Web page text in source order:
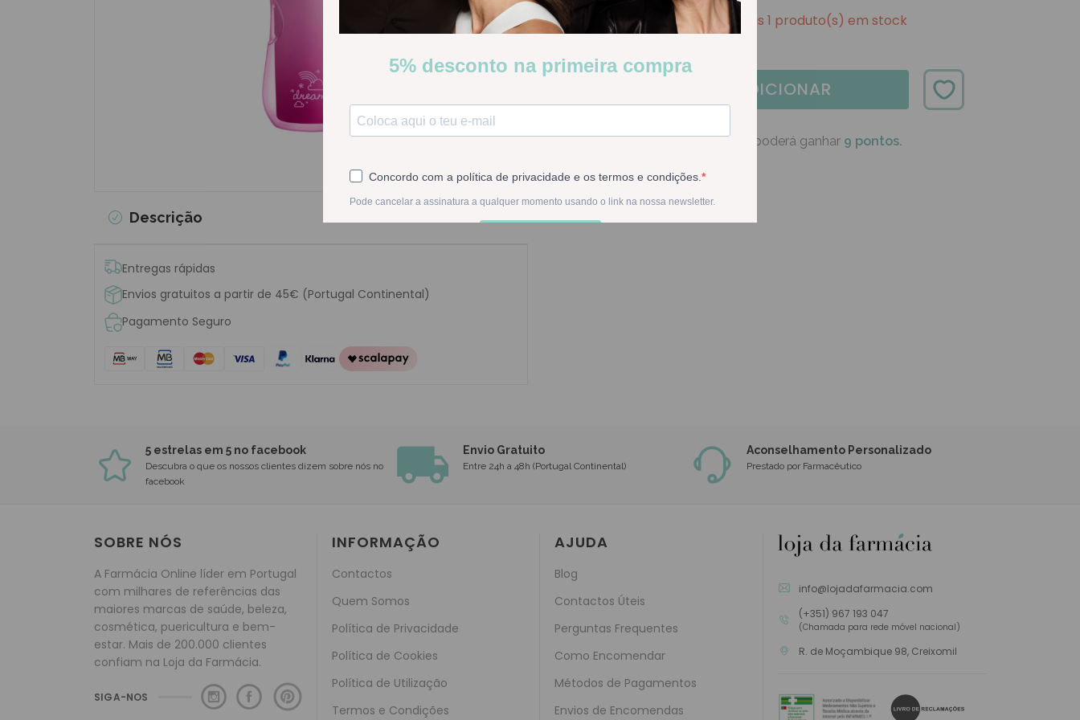
Descrição
Entregas rápidas
Envios gratuitos a partir de 45€ (Portugal Continental)
Pagamento Seguro
Poucas Unidades
Apenas 1 produto(s) em stock
ADICIONAR
Na compra deste produto poderá ganhar 9 pontos.
5 estrelas em 5 no facebook
Descubra o que os nossos clientes dizem sobre nós no
facebook
Envio Gratuito
Entre 24h a 48h (Portugal Continental)
Aconselhamento Personalizado
Prestado por Farmacêutico
SOBRE NÓS
A Farmácia Online líder em Portugal
com milhares de referências das
maiores marcas de saúde, beleza,
cosmética, puericultura e bem-
estar. Mais de 200.000 clientes
confiam na Loja da Farmácia.
SIGA-NOS
INFORMAÇÃO
Contactos
Quem Somos
Política de Privacidade
Política de Cookies
Política de Utilização
Termos e Condições
AJUDA
Blog
Contactos Úteis
Perguntas Frequentes
Como Encomendar
Métodos de Pagamentos
Envios de Encomendas
info@lojadafarmacia.com
(+351) 967 193 047
(Chamada para rede móvel nacional)
R. de Moçambique 98, Creixomil